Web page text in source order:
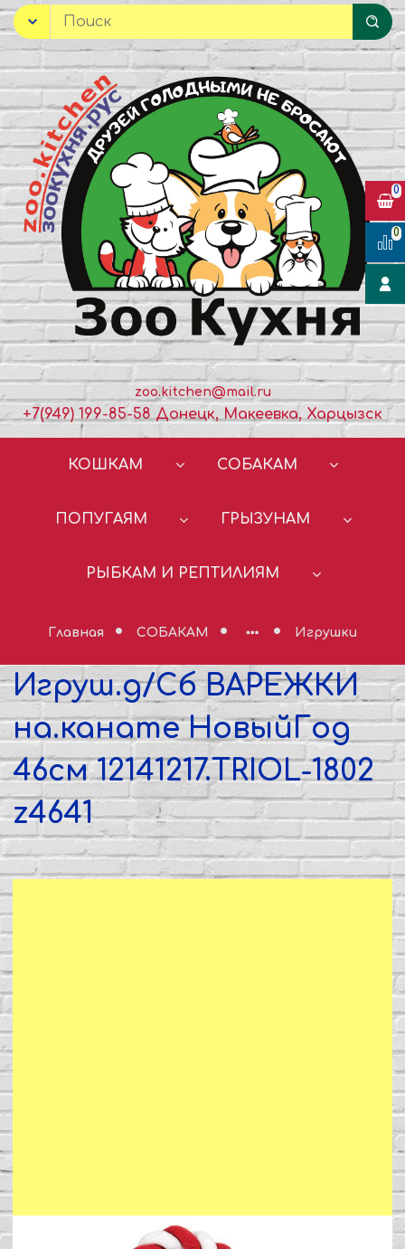
zoo.kitchen@mail.ru
+7(949) 199-85-58 Донецк, Макеевка, Харцызск
КОШКАМ СОБАКАМ
ПОПУГАЯМ ГРЫЗУНАМ
РЫБКАМ И РЕПТИЛИЯМ
Главная СОБАКАМ Игрушки
Игруш.д/Сб ВАРЕЖКИ
на.канате НовыйГод
46см 12141217.TRIOL-1802
z4641
0
0